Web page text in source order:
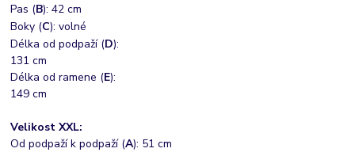
Pas (B): 42 cm
Boky (C): volné
Délka od podpaží (D):
131 cm
Délka od ramene (E):
149 cm
Velikost XXL:
Od podpaží k podpaží (A): 51 cm